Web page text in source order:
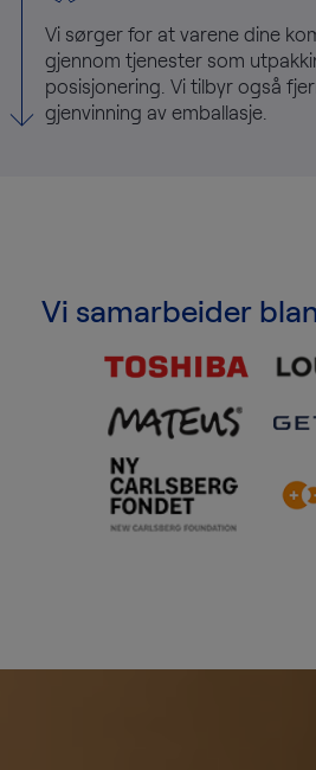
Vi sørger for at varene dine
gjennom tjenester som
posisjonering. Vi tilbyr også
gjenvinning av emballasje.
Vi samarbeider